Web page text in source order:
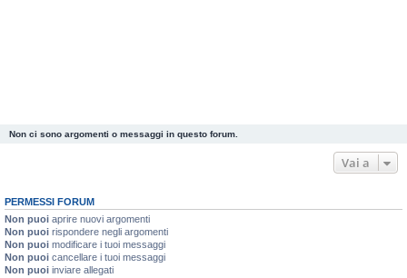
Non ci sono argomenti o messaggi in questo forum.
Vai a
PERMESSI FORUM
Non puoi aprire nuovi argomenti
Non puoi rispondere negli argomenti
Non puoi modificare i tuoi messaggi
Non puoi cancellare i tuoi messaggi
Non puoi inviare allegati